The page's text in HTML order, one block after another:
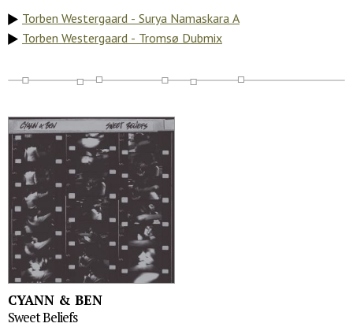
Torben Westergaard - Surya Namaskara A
Torben Westergaard - Tromsø Dubmix
CYANN & BEN
Sweet Beliefs